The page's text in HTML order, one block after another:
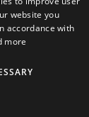
Superiore
Cavalieri, 7 -
00420000507
website you
accordance with
more